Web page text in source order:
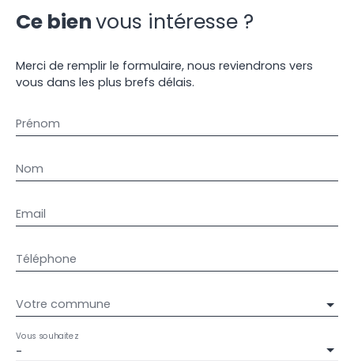
Ce bienvous intéresse ?
Merci de remplir le formulaire, nous reviendrons vers
vous dans les plus brefs délais.
Prénom
Nom
Email
Téléphone
Votre commune
-
Vous souhaitez